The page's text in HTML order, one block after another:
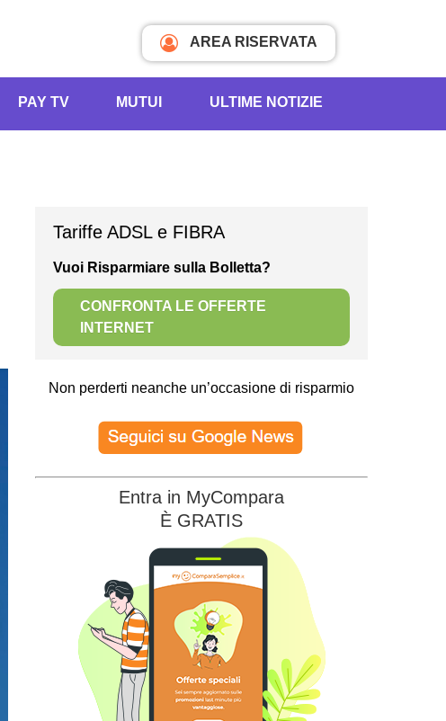
AREA RISERVATA
PAY TV MUTUI ULTIME NOTIZIE
Tariffe ADSL e FIBRA
Vuoi Risparmiare sulla Bolletta?
CONFRONTA LE OFFERTE
INTERNET
Non perderti neanche un’occasione di risparmio
Entra in MyCompara
È GRATIS